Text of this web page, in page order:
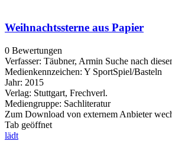
Weihnachtssterne aus Papier
0 Bewertungen
Verfasser: Täubner, Armin Suche nach
Medienkennzeichen: Y SportSpiel/Basteln
Jahr: 2015
Verlag: Stuttgart, Frechverl.
Mediengruppe: Sachliteratur
Zum Download von externem Anbieter
Tab geöffnet
lädt